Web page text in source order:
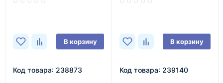
устройством)
В корзину В корзину
Код товара: 238873 Код товара: 239140